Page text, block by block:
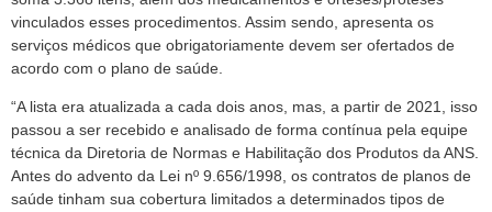
vinculados esses procedimentos. Assim sendo, apresenta os
serviços médicos que obrigatoriamente devem ser ofertados de
acordo com o plano de saúde.
“A lista era atualizada a cada dois anos, mas, a partir de 2021, isso
passou a ser recebido e analisado de forma contínua pela equipe
técnica da Diretoria de Normas e Habilitação dos Produtos da ANS.
Antes do advento da Lei nº 9.656/1998, os contratos de planos de
saúde tinham sua cobertura limitados a determinados tipos de